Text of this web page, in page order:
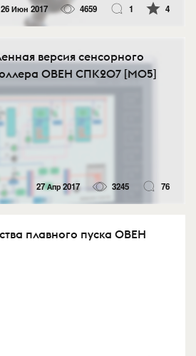
26 Июн 2017 4659 1 4
версия сенсорного
ОВЕН СПК207 [M05]
27 Апр 2017 3245 76
плавного пуска ОВЕН